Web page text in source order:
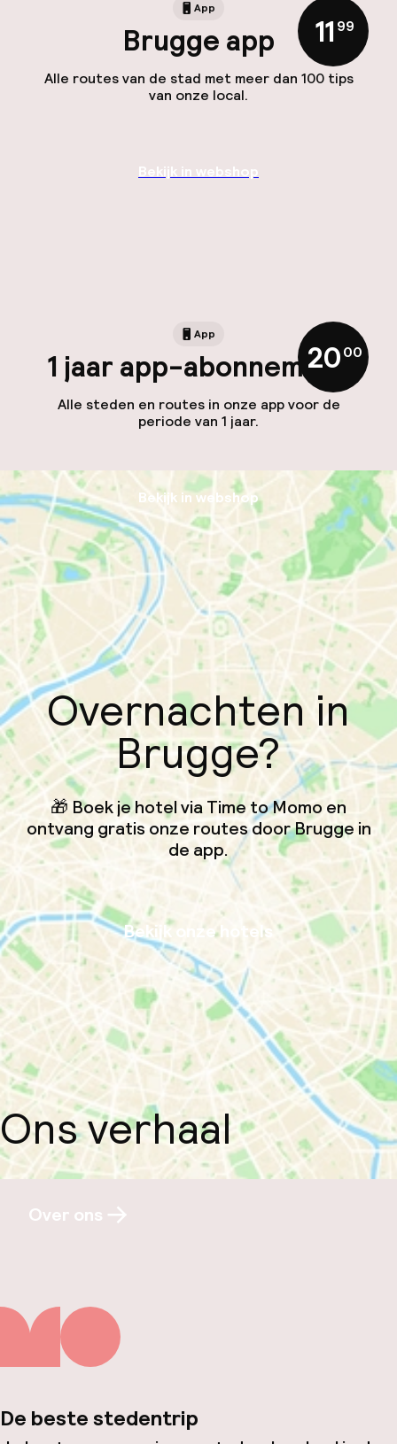
App
Brugge app
Alle routes van de stad met meer dan 100 tips
van onze local.
11 ,99
Bekijk in webshop
App
1 jaar app-abonnement
Alle steden en routes in onze app voor de
periode van 1 jaar.
20,00
Bekijk in webshop
Overnachten in
Brugge?
🎁 Boek je hotel via Time to Momo en
ontvang gratis onze routes door Brugge in
de app.
Bekijk onze hotels
Ons verhaal
Over ons
De beste stedentrip